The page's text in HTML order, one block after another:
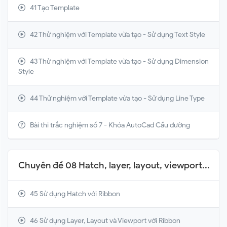
41 Tạo Template
42 Thử nghiệm với Template vừa tạo - Sử dụng Text Style
43 Thử nghiệm với Template vừa tạo - Sử dụng Dimension
Style
44 Thử nghiệm với Template vừa tạo - Sử dụng Line Type
Bài thi trắc nghiệm số 7 - Khóa AutoCad Cầu đường
Chuyên đề 08 Hatch, layer, layout, viewport...
45 Sử dụng Hatch với Ribbon
46 Sử dụng Layer, Layout và Viewport với Ribbon